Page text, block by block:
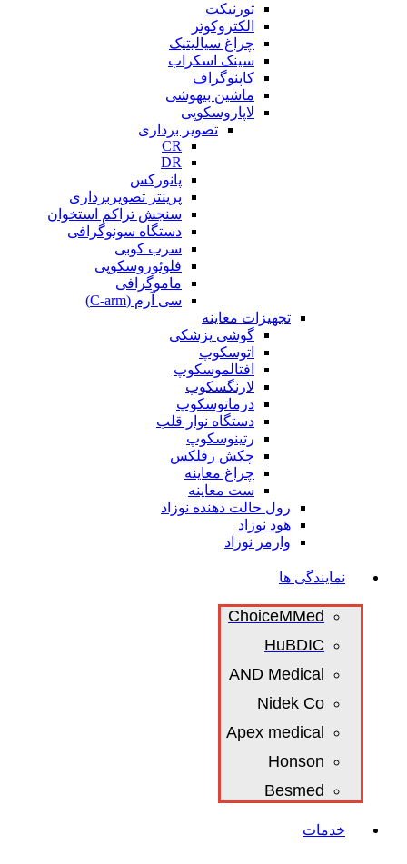
تورنیکت
الکتروکوتر
چراغ سیالیتیک
سینک اسکراب
کاپنوگراف
ماشین بیهوشی
لاپاروسکوپی
تصویر برداری
CR
DR
پانورکس
پرینتر تصویربرداری
سنجش تراکم استخوان
دستگاه سونوگرافی
سرب کوبی
فلوئوروسکوپی
ماموگرافی
سی آرم (C-arm)
تجهیزات معاینه
گوشی پزشکی
اتوسکوپ
افتالموسکوپ
لارنگسکوپ
درماتوسکوپ
دستگاه نوار قلب
رتینوسکوپ
چکش رفلکس
چراغ معاینه
ست معاینه
رول حالت دهنده نوزاد
هود نوزاد
وارمر نوزاد
نمایندگی ها
ChoiceMMed
HuBDIC
AND Medical
Nidek Co
Apex medical
Honson
Besmed
خدمات